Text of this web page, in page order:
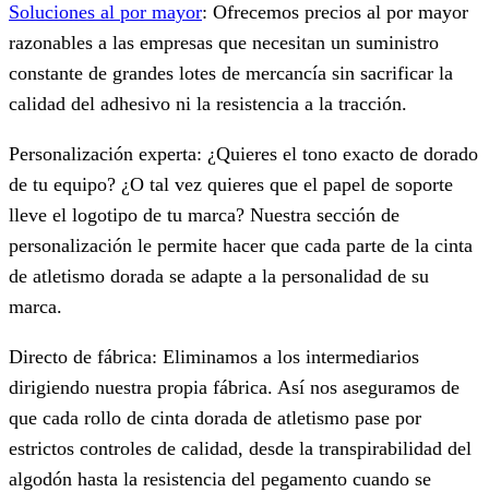
Soluciones al por mayor: Ofrecemos precios al por mayor
razonables a las empresas que necesitan un suministro
constante de grandes lotes de mercancía sin sacrificar la
calidad del adhesivo ni la resistencia a la tracción.
Personalización experta: ¿Quieres el tono exacto de dorado
de tu equipo? ¿O tal vez quieres que el papel de soporte
lleve el logotipo de tu marca? Nuestra sección de
personalización le permite hacer que cada parte de la cinta
de atletismo dorada se adapte a la personalidad de su
marca.
Directo de fábrica: Eliminamos a los intermediarios
dirigiendo nuestra propia fábrica. Así nos aseguramos de
que cada rollo de cinta dorada de atletismo pase por
estrictos controles de calidad, desde la transpirabilidad del
algodón hasta la resistencia del pegamento cuando se